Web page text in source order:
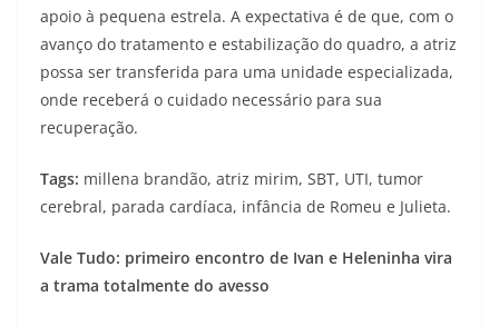
apoio à pequena estrela. A expectativa é de que, com o
avanço do tratamento e estabilização do quadro, a atriz
possa ser transferida para uma unidade especializada,
onde receberá o cuidado necessário para sua
recuperação.
Tags: millena brandão, atriz mirim, SBT, UTI, tumor
cerebral, parada cardíaca, infância de Romeu e Julieta.
Vale Tudo: primeiro encontro de Ivan e Heleninha vira
a trama totalmente do avesso